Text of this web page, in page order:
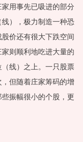
用事先已吸进的部分
），极力制造一种恐
价还有很大下跌空间
则顺利地吃进大量的
线）之上。一只股票
但随着庄家筹码的增
振幅很小的个股，更